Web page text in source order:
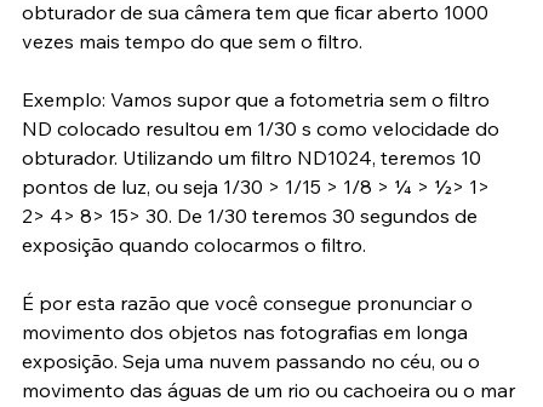
reduzida quase 1000 vezes, o que significa que o
obturador de sua câmera tem que ficar aberto 1000
Exemplo: Vamos supor que a fotometria sem o filtro
ND colocado resultou em 1/30 s como velocidade do
obturador. Utilizando um filtro ND1024, teremos 10
pontos de luz, ou seja 1/30 > 1/15 > 1/8 > ¼ > ½> 1>
2> 4> 8> 15> 30. De 1/30 teremos 30 segundos de
É por esta razão que você consegue pronunciar o
movimento dos objetos nas fotografias em longa
exposição. Seja uma nuvem passando no céu, ou o